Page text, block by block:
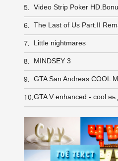
5.
6.
7. Little nightmares
8. MINDSEY 3
9.
10.GTA V enhanced - cool нь